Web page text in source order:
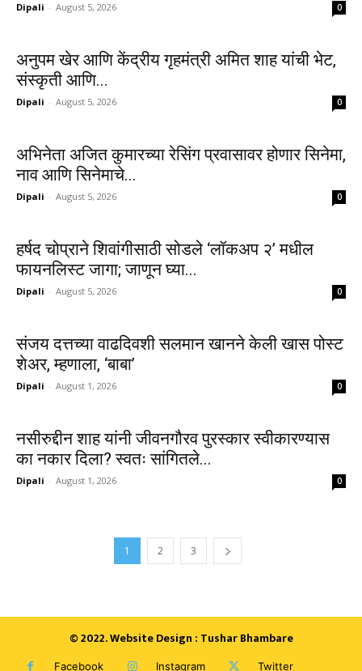
Dipali - August 5, 2026 0
अनुपम खेर आणि केंद्रीय गृहमंत्री अमित शाह यांची भेट,
संस्कृती आणि...
Dipali - August 5, 2026 0
अभिनेता अजित कुमारच्या रेसिंग प्रवासावर होणार सिनेमा,
नाव आणि सिनेमाचे...
Dipali - August 5, 2026 0
हर्षद चोप्राने शिवांगीसाठी सोडले ‘लॉकअप २’ मधील
फायनलिस्ट जागा; जाणून घ्या...
Dipali - August 5, 2026 0
संजय दत्तच्या वाढदिवशी सलमान खानने केली खास पोस्ट
शेअर, म्हणाला, ‘बाबा’
Dipali - August 1, 2026 0
नसीरुद्दीन शाह यांनी जीवनगौरव पुरस्कार स्वीकारण्यास
का नकार दिला? स्वतः सांगितले...
Dipali - August 1, 2026 0
1 2 3
© 2022. Website Design : Tushar Bhambare
Facebook Instagram Twitter